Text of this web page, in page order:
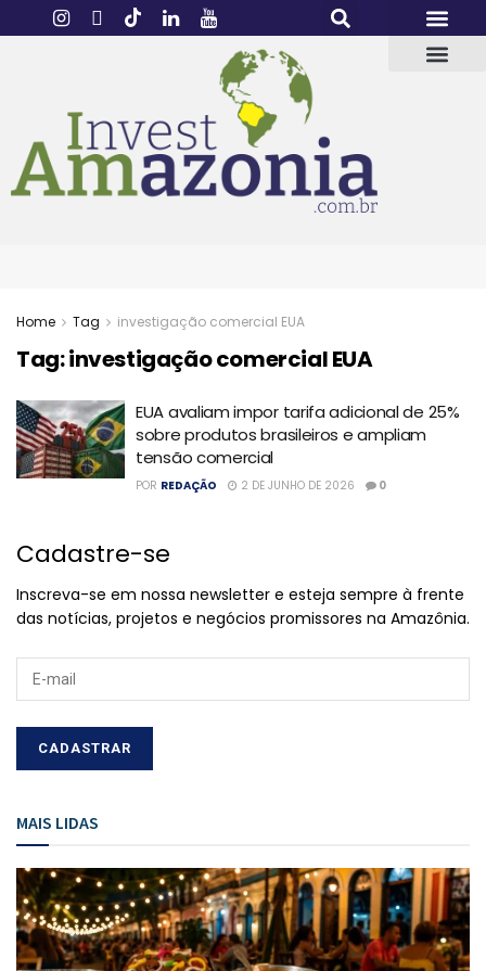
Home Tag investigação comercial EUA
Tag:investigação comercial EUA
EUA avaliam impor tarifa adicional de 25%
sobre produtos brasileiros e ampliam
tensão comercial
POR REDAÇÃO 2 DE JUNHO DE 2026 0
Cadastre-se
Inscreva-se em nossa newsletter e esteja sempre à frente
das notícias, projetos e negócios promissores na Amazônia.
MAIS LIDAS